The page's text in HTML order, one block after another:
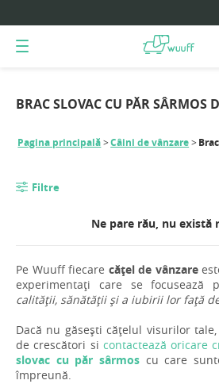
BRAC SLOVAC CU PĂR SÂRMOS
Pagina principală Câini de vânzare
Filtre
Ne pare rău, nu există
Pe Wuuff fiecare cățel de vânzare
experimentați care se
calității, sănătății și a iubirii lor față
Dacă nu găsești cățelul visurilor
de crescători si contactează oricare
slovac cu păr sârmos cu care
împreună.